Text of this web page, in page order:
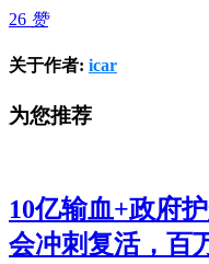
26 赞
关于作者: icar
为您推荐
10亿输血+政府
会冲刺复活，百